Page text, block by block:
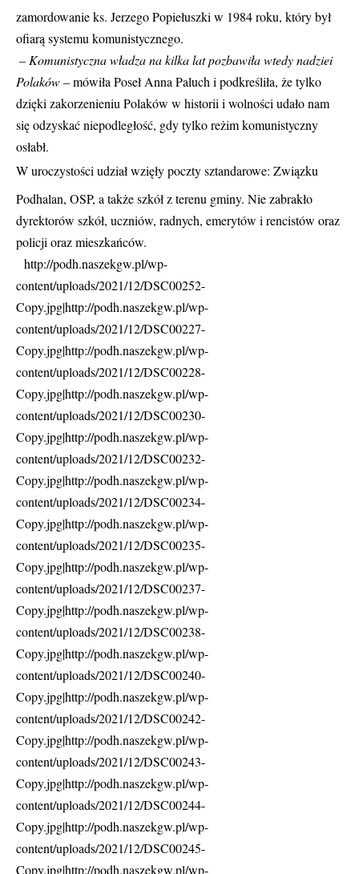
zamordowanie ks. Jerzego Popiełuszki w 1984 roku, który był
ofiarą systemu komunistycznego.
– Komunistyczna władza na kilka lat pozbawiła wtedy nadziei
Polaków– mówiła Poseł Anna Paluch i podkreśliła, że tylko
dzięki zakorzenieniu Polaków w historii i wolności udało nam
się odzyskać niepodległość, gdy tylko reżim komunistyczny
osłabł.
W uroczystości udział wzięły poczty sztandarowe: Związku
Podhalan, OSP, a także szkół z terenu gminy. Nie zabrakło
dyrektorów szkół, uczniów, radnych, emerytów i rencistów oraz
policji oraz mieszkańców.
http://podh.naszekgw.pl/wp-
content/uploads/2021/12/DSC00252-
Copy.jpg|http://podh.naszekgw.pl/wp-
content/uploads/2021/12/DSC00227-
Copy.jpg|http://podh.naszekgw.pl/wp-
content/uploads/2021/12/DSC00228-
Copy.jpg|http://podh.naszekgw.pl/wp-
content/uploads/2021/12/DSC00230-
Copy.jpg|http://podh.naszekgw.pl/wp-
content/uploads/2021/12/DSC00232-
Copy.jpg|http://podh.naszekgw.pl/wp-
content/uploads/2021/12/DSC00234-
Copy.jpg|http://podh.naszekgw.pl/wp-
content/uploads/2021/12/DSC00235-
Copy.jpg|http://podh.naszekgw.pl/wp-
content/uploads/2021/12/DSC00237-
Copy.jpg|http://podh.naszekgw.pl/wp-
content/uploads/2021/12/DSC00238-
Copy.jpg|http://podh.naszekgw.pl/wp-
content/uploads/2021/12/DSC00240-
Copy.jpg|http://podh.naszekgw.pl/wp-
content/uploads/2021/12/DSC00242-
Copy.jpg|http://podh.naszekgw.pl/wp-
content/uploads/2021/12/DSC00243-
Copy.jpg|http://podh.naszekgw.pl/wp-
content/uploads/2021/12/DSC00244-
Copy.jpg|http://podh.naszekgw.pl/wp-
content/uploads/2021/12/DSC00245-
Copy.jpg|http://podh.naszekgw.pl/wp-